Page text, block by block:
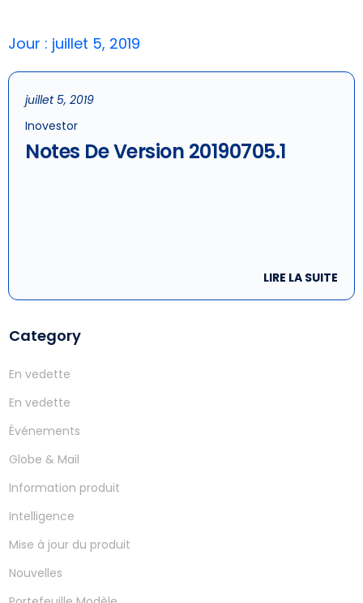
Category
En vedette
En vedette
Événements
Globe & Mail
Information produit
Intelligence
Mise à jour du produit
Nouvelles
Jour : juillet 5, 2019
juillet 5, 2019
Inovestor
Notes De Version 20190705.1
LIRE LA SUITE